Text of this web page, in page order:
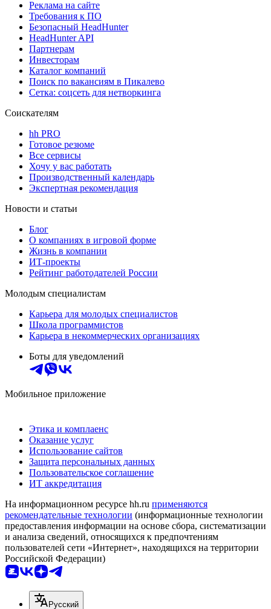
Реклама на сайте
Требования к ПО
Безопасный HeadHunter
HeadHunter API
Партнерам
Инвесторам
Каталог компаний
Поиск по вакансиям в Пикалево
Сетка: соцсеть для нетворкинга
Соискателям
hh PRO
Готовое резюме
Все сервисы
Хочу у вас работать
Производственный календарь
Экспертная рекомендация
Новости и статьи
Блог
О компаниях в игровой форме
Жизнь в компании
ИТ-проекты
Рейтинг работодателей России
Молодым специалистам
Карьера для молодых специалистов
Школа программистов
Карьера в некоммерческих организациях
Боты для уведомлений
Мобильное приложение
Этика и комплаенс
Оказание услуг
Использование сайтов
Защита персональных данных
Пользовательское соглашение
ИТ аккредитация
На информационном ресурсе hh.ru применяются
рекомендательные технологии (информационные технологии
предоставления информации на основе сбора, систематизации
и анализа сведений, относящихся к предпочтениям
пользователей сети «Интернет», находящихся на территории
Российской Федерации)
Русский